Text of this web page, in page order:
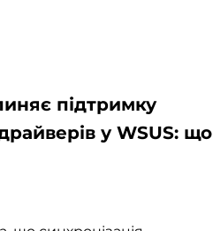
підтримку
у WSUS: що